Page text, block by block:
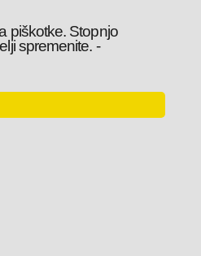
piškotke. Stopnjo
spremenite. -